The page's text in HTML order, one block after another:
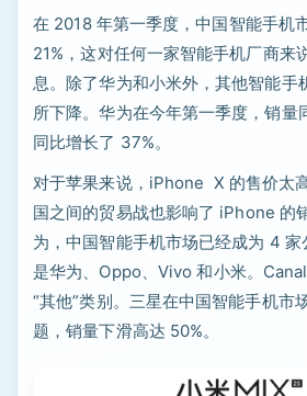
在 2018 年第一季度，中国智能手机
21%，这对任何一家智能手机厂商来
息。除了华为和小米外，其他智能手
所下降。华为在今年第一季度，销量
同比增长了 37%。
对于苹果来说，iPhone X 的售价太
国之间的贸易战也影响了 iPhone 的
为，中国智能手机市场已经成为 4
是华为、Oppo、Vivo 和小米。
“其他”类别。三星在中国智能手机市
题，销量下滑高达 50%。